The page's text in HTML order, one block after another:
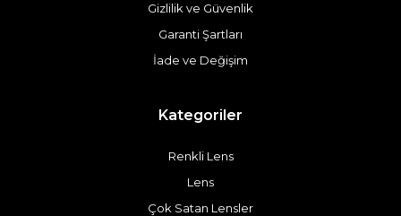
Gizlilik ve Güvenlik
Garanti Şartları
İade ve Değişim
Kategoriler
Renkli Lens
Lens
Çok Satan Lensler